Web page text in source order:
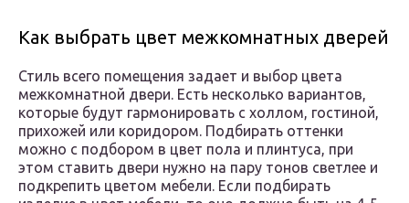
Как выбрать цвет межкомнатных дверей
Стиль всего помещения задает и выбор цвета
межкомнатной двери. Есть несколько вариантов,
которые будут гармонировать с холлом, гостиной,
прихожей или коридором. Подбирать оттенки
можно с подбором в цвет пола и плинтуса, при
этом ставить двери нужно на пару тонов светлее и
подкрепить цветом мебели. Если подбирать